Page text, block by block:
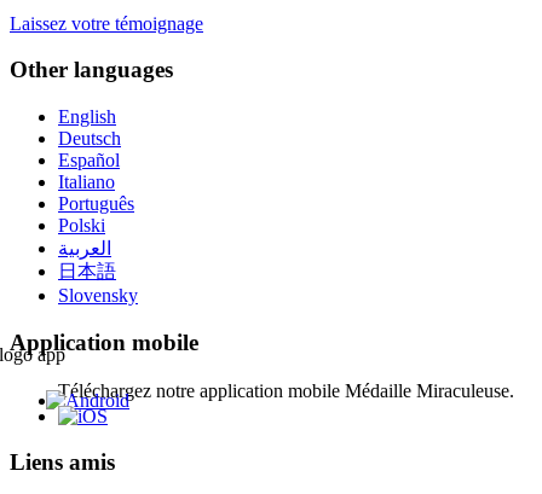
Laissez votre témoignage
Other languages
English
Deutsch
Español
Italiano
Português
Polski
العربية
日本語
Slovensky
Application mobile
Téléchargez notre application mobile Médaille Miraculeuse.
Liens amis